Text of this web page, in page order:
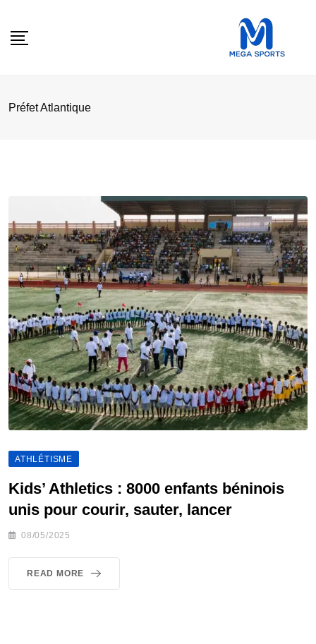
Préfet Atlantique
ATHLÉTISME
Kids’ Athletics : 8000 enfants béninois
unis pour courir, sauter, lancer
08/05/2025
READ MORE